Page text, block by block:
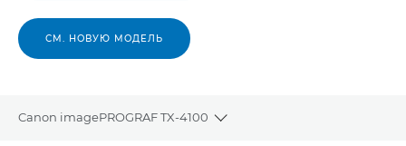
СМ. НОВУЮ МОДЕЛЬ
Canon imagePROGRAF TX-4100
Toggle breadcrumbs